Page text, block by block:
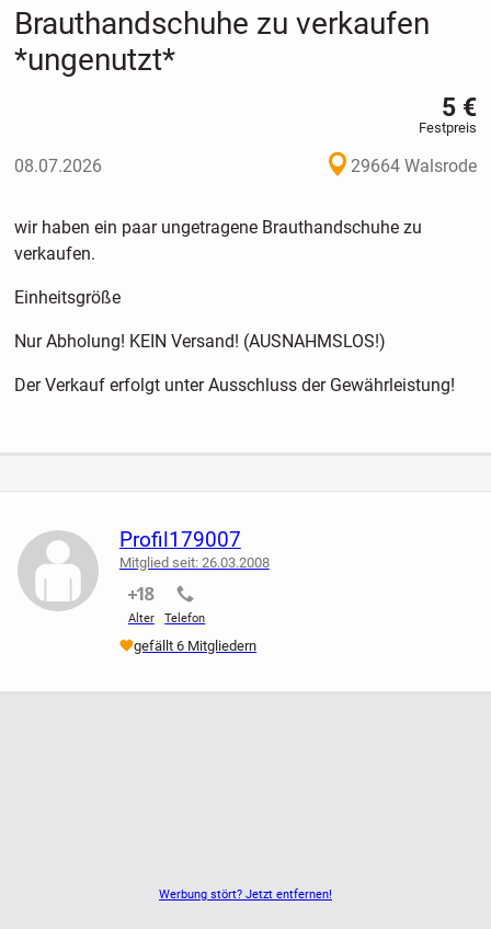
Brauthandschuhe zu verkaufen
*ungenutzt*
5 €
Festpreis
08.07.2026 29664 Walsrode
wir haben ein paar ungetragene Brauthandschuhe zu
verkaufen.
Einheitsgröße
Nur Abholung! KEIN Versand! (AUSNAHMSLOS!)
Der Verkauf erfolgt unter Ausschluss der Gewährleistung!
Werbung stört? Jetzt entfernen!
Profil179007
Mitglied seit: 26.03.2008
Alter
nicht verifiziert
Telefon
nicht verifiziert
gefällt 6 Mitgliedern